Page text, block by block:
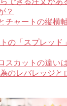
？
チャートの縦横
の「スプレッド
スカットの違い
のレバレッジと